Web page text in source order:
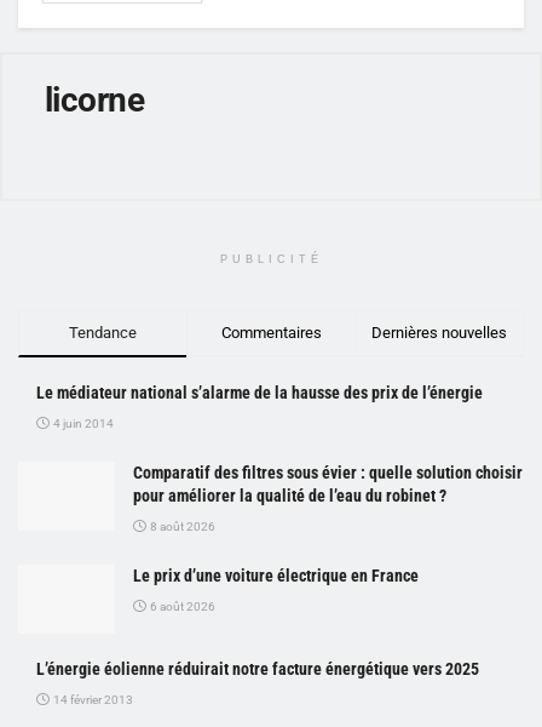
licorne
PUBLICITÉ
Tendance Commentaires Dernières nouvelles
Le médiateur national s’alarme de la hausse des prix de l’énergie
4 juin 2014
Comparatif des filtres sous évier : quelle solution choisir
pour améliorer la qualité de l’eau du robinet ?
8 août 2026
Le prix d’une voiture électrique en France
6 août 2026
L’énergie éolienne réduirait notre facture énergétique vers 2025
14 février 2013